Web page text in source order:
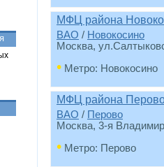
МФЦ района
ВАО / Новокосино
Москва,
• Метро: Новокосино
МФЦ района
ВАО / Перово
Москва, 3-я
• Метро: Перово